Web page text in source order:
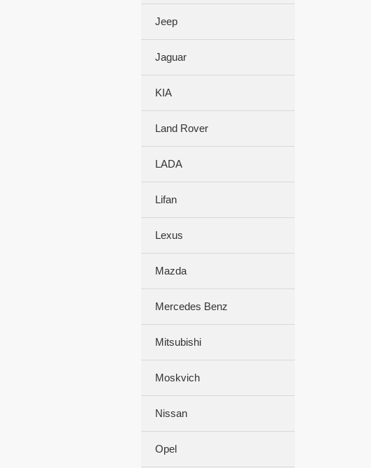
Jeep
Jaguar
KIA
Land Rover
LADA
Lifan
Lexus
Mazda
Mercedes Benz
Mitsubishi
Moskvich
Nissan
Opel